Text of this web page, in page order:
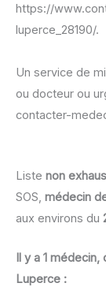
https://
luperce_28190/.
Un service de
ou docteur ou
contacter-
Liste non
SOS, médecin
aux environs du
Il y a 1
Luperce :